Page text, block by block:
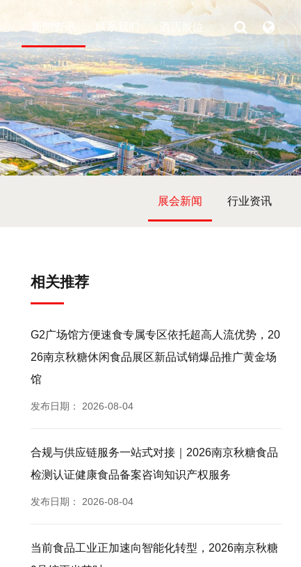
酒店展位
展会新闻 行业资讯
相关推荐
G2广场馆方便速食专属专区依托超高人流优势，20
26南京秋糖休闲食品展区新品试销爆品推广黄金场
馆
发布日期： 2026-08-04
合规与供应链服务一站式对接｜2026南京秋糖食品
检测认证健康食品备案咨询知识产权服务
发布日期： 2026-08-04
当前食品工业正加速向智能化转型，2026南京秋糖